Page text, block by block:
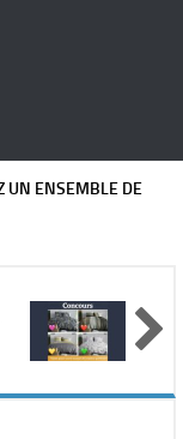
UN ENSEMBLE DE